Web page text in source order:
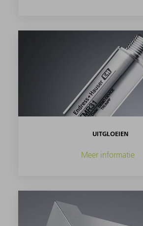
UITGLOEIEN
Meer informatie